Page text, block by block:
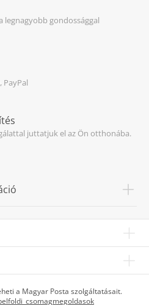
legnagyobb gondossággal
PayPal
juttatjuk el az Ön otthonába.
a Magyar Posta szolgáltatásait.